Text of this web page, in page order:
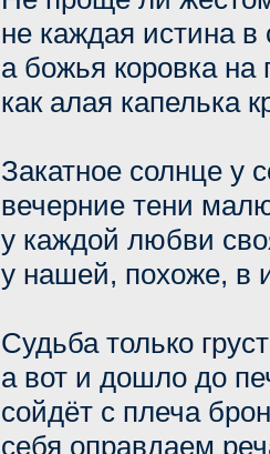
не каждая истина в
а божья коровка на
как алая капелька
Закатное солнце у
вечерние тени
у каждой любви
у нашей, похоже, в
Судьба только
а вот и дошло до
сойдёт с плеча
себя оправдаем